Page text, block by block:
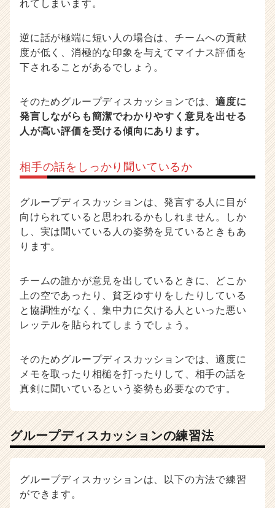
れてしまいます。
逆に話が極端に短い人の場合は、チームへの貢献
度が低く、消極的な印象を与えてマイナス評価を
下されることがあるでしょう。
そのためグループディスカッションでは、適度に
発言しながらも簡潔でわかりやすく意見を出せる
人が高い評価を受ける傾向にあります。
相手の話をしっかり聞いているか
グループディスカッションは、発言する人に目が
向けられていると思われるかもしれません。しか
し、実は聞いている人の姿勢を見ているときもあ
ります。
チームの誰かが意見を出しているときに、どこか
上の空であったり、貧乏ゆすりをしたりしている
と協調性がなく、集中力に欠ける人といった悪い
レッテルを貼られてしまうでしょう。
そのためグループディスカッションでは、適度に
メモを取ったり相槌を打ったりして、相手の話を
真剣に聞いているという姿勢も必要なのです。
グループディスカッションの練習法
グループディスカッションは、以下の方法で練習
ができます。